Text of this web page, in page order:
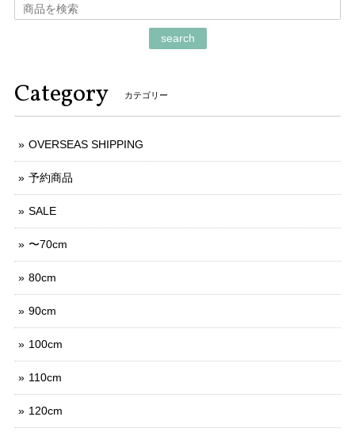
search
Category カテゴリー
OVERSEAS SHIPPING
予約商品
SALE
〜70cm
80cm
90cm
100cm
110cm
120cm